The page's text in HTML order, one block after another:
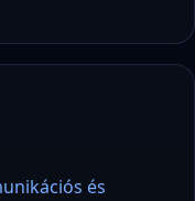
és